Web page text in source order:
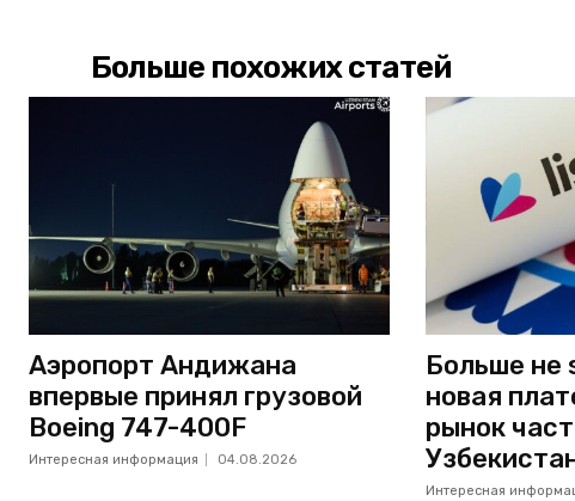
Больше похожих статей
Аэропорт Андижана
впервые принял грузовой
Boeing 747-400F
Интересная информация 04.08.2026
Больше не
новая
рынок
Интересная